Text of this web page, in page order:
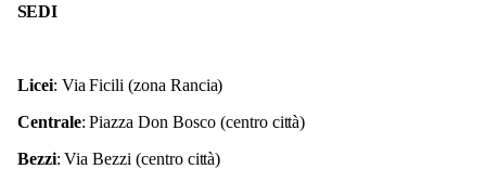
SEDI
Licei: Via Ficili (zona Rancia)
Centrale: Piazza Don Bosco (centrocittà)
Bezzi: Via Bezzi (centro città)